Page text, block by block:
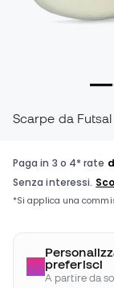
Scarpe da Futsal
preferisci
A partire da